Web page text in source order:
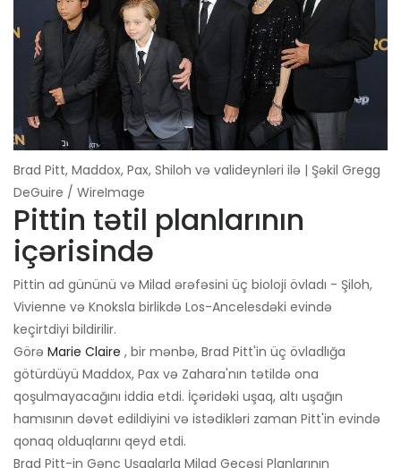
Brad Pitt, Maddox, Pax, Shiloh və valideynləri ilə | Şəkil Gregg
DeGuire / WireImage
Pittin tətil planlarının
içərisində
Pittin ad gününü və Milad ərəfəsini üç bioloji övladı - Şiloh,
Vivienne və Knoksla birlikdə Los-Ancelesdəki evində
keçirtdiyi bildirilir.
Görə Marie Claire , bir mənbə, Brad Pitt'in üç övladlığa
götürdüyü Maddox, Pax və Zahara'nın tətildə ona
qoşulmayacağını iddia etdi. İçəridəki uşaq, altı uşağın
hamısının dəvət edildiyini və istədikləri zaman Pitt'in evində
qonaq olduqlarını qeyd etdi.
Brad Pitt-in Gənc Uşaqlarla Milad Gecəsi Planlarının